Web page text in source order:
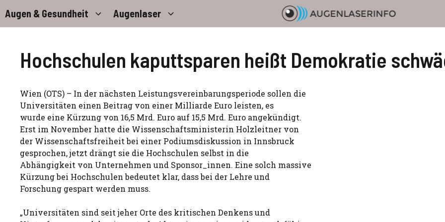
Inhalt
springen
Augen & Gesundheit Augenlaser
Hochschulen kaputtsparen heißt Demokratie
Wien (OTS) – In der nächsten Leistungsvereinbarungsperiode sollen die
Universitäten einen Beitrag von einer Milliarde Euro leisten, es
wurde eine Kürzung von 16,5 Mrd. Euro auf 15,5 Mrd. Euro angekündigt.
Erst im November hatte die Wissenschaftsministerin Holzleitner von
der Wissenschaftsfreiheit bei einer Podiumsdiskussion in Innsbruck
gesprochen, jetzt drängt sie die Hochschulen selbst in die
Abhängigkeit von Unternehmen und Sponsor_innen. Eine solch massive
Kürzung bei Hochschulen bedeutet klar, dass bei der Lehre und
Forschung gespart werden muss.
„Universitäten sind seit jeher Orte des kritischen Denkens und